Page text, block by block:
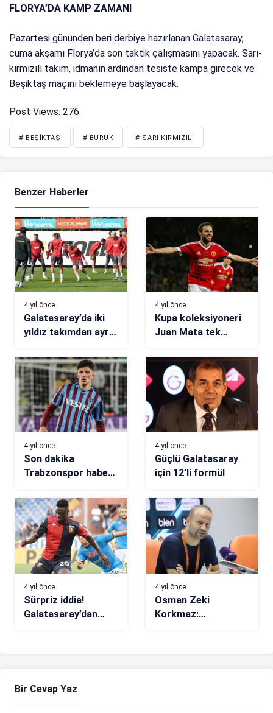
FLORYA’DA KAMP ZAMANI
Pazartesi gününden beri derbiye hazırlanan Galatasaray,
cuma akşamı Florya’da son taktik çalışmasını yapacak. Sarı-
kırmızılı takım, idmanın ardından tesiste kampa girecek ve
Beşiktaş maçını beklemeye başlayacak.
Post Views: 276
# BEŞIKTAŞ # BURUK # SARI-KIRMIZILI
Benzer Haberler
4 yıl önce
Galatasaray’da iki
yıldız takımdan ayrı
4 yıl önce
Kupa koleksiyoneri
Juan Mata tek
tamamlayabilir!
4 yıl önce
Son dakika
Trabzonspor haberi!
MiLyon TL
4 yıl önce
Güçlü Galatasaray
için 12’li formül
4 yıl önce
Sürpriz iddia!
Galatasaray’dan
4 yıl önce
Osman Zeki
Korkmaz:
Bir Cevap Yaz